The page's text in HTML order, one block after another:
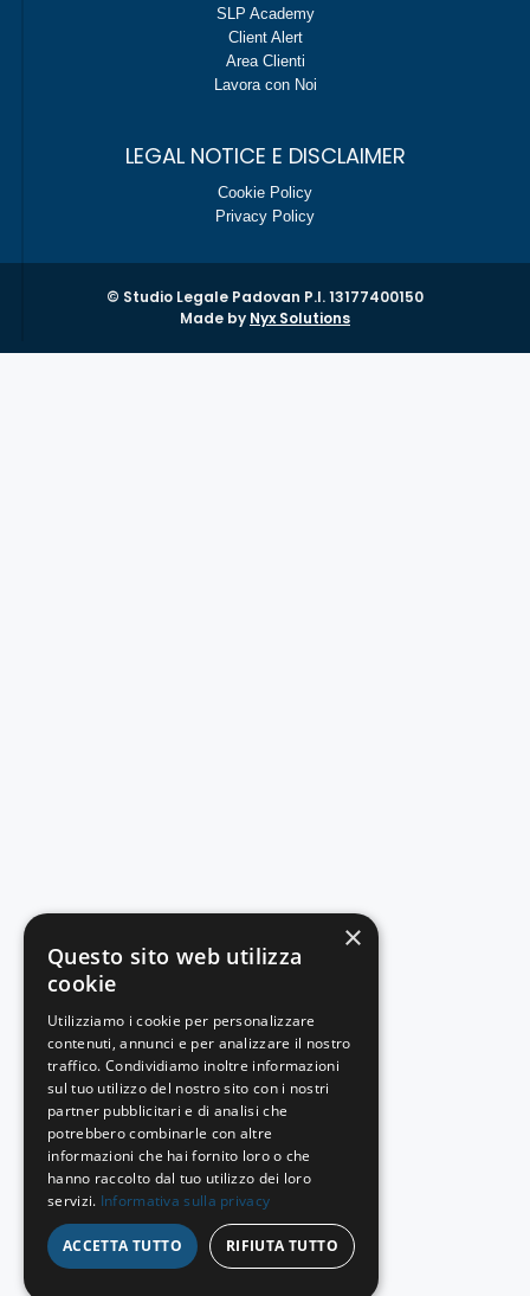
SLP Academy
Client Alert
Area Clienti
Lavora con Noi
LEGAL NOTICE E DISCLAIMER
Cookie Policy
Privacy Policy
© Studio Legale Padovan P.I. 13177400150
Made by Nyx Solutions
×
Questo sito web utilizza
cookie
Utilizziamo i cookie per personalizzare
contenuti, annunci e per analizzare il nostro
traffico. Condividiamo inoltre informazioni
sul tuo utilizzo del nostro sito con i nostri
partner pubblicitari e di analisi che
potrebbero combinarle con altre
informazioni che hai fornito loro o che
hanno raccolto dal tuo utilizzo dei loro
servizi. Informativa sulla privacy
ACCETTA TUTTO RIFIUTA TUTTO